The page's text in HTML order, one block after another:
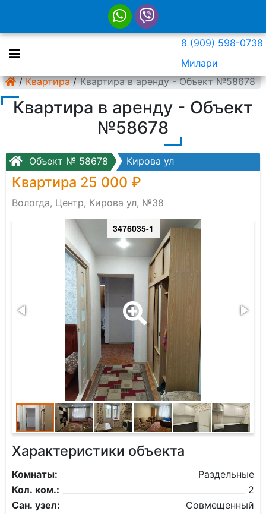
8 (909) 598-0738
Милари
/ Квартира / Квартира в аренду - Объект №58678
Квартира в аренду - Объект
№58678
Объект № 58678 Кирова ул
Квартира 25 000 ₽
Вологда, Центр, Кирова ул, №38
3476035-1
Характеристики объекта
Комнаты:
Раздельные
Кол. ком.:
2
Сан. узел:
Совмещенный